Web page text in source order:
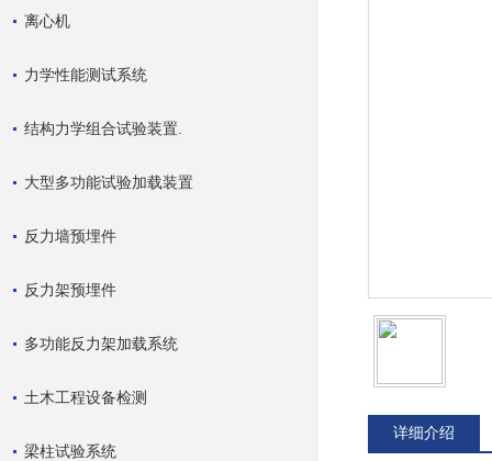
离心机
力学性能测试系统
结构力学组合试验装置.
大型多功能试验加载装置
反力墙预埋件
反力架预埋件
多功能反力架加载系统
土木工程设备检测
梁柱试验系统
详细介绍